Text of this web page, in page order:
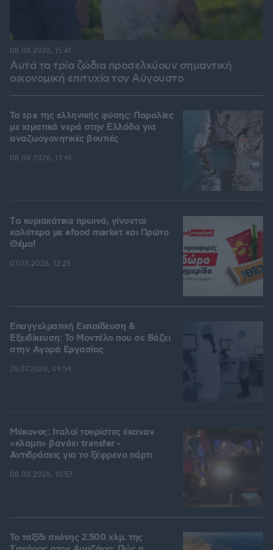
Αυτά τα τρία ζώδια προσελκύουν σημαντική
οικονομική επιτυχία τον Αύγουστο
08.08.2026, 15:41
Τα spa της ελληνικής φύσης: Παραλίες
με ιαματικά νερά στην Ελλάδα για
αναζωογονητικές βουτιές
08.08.2026, 13:41
Tα κυριακάτικα πρωινά, γίνονται
καλύτερα με efood market και Πρώτο
Θέμα!
07.08.2026, 12:25
Επαγγελματική Εκπαίδευση &
Εξειδίκευση: Το Mοντέλο που σε Bάζει
στην Aγορά Eργασίας
26.07.2026, 09:54
Μύκονος: Ιταλοί τουρίστες έκαναν
«κλαμπ» βανάκι transfer -
Αντιδράσεις για το ξέφρενο πάρτι
08.08.2026, 10:57
Το ταξίδι σκόνης 2.500 χλμ. της